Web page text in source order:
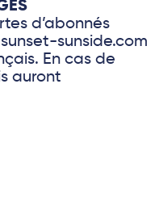
d’abonnés
sunside.com
En cas de
auront